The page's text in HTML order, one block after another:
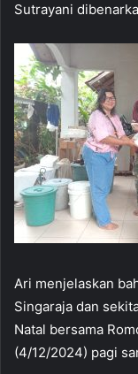
Sutrayani
Ari menjelaskan
Singaraja dan
Natal bersama
(4/12/2024) pagi